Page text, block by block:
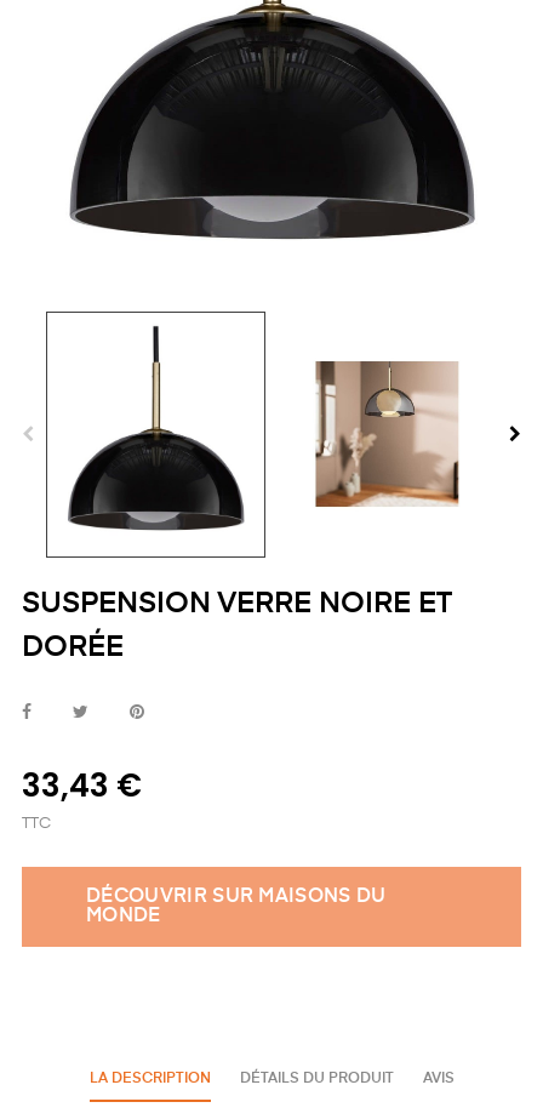
SUSPENSION VERRE NOIRE ET
DORÉE
33,43 €
TTC
DÉCOUVRIR SUR MAISONS DU
MONDE
LA DESCRIPTION DÉTAILS DU PRODUIT AVIS